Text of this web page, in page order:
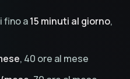
fino a15 minuti al giorno,
, 40 ore al mese